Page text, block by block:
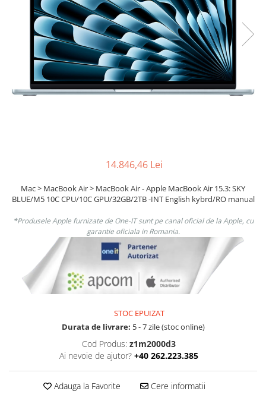
Smartphone IPhone
Mouse
Mouse Pad
Tastaturi
USB Hub
14.846,46 Lei
Mac > MacBook Air > MacBook Air - Apple MacBook Air 15.3: SKY
BLUE/M5 10C CPU/10C GPU/32GB/2TB -INT English kybrd/RO manual
*Produsele Apple furnizate de One-IT sunt pe canal oficial de la Apple, cu
garantie oficiala in Romania.
STOC EPUIZAT
Durata de livrare: 5 - 7 zile (stoc online)
Cod Produs: z1m2000d3
Ai nevoie de ajutor? +40 262.223.385
Adauga la Favorite Cere informatii